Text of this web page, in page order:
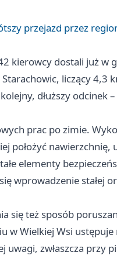
przejazd przez
kierowcy dostali już w
Starachowic, liczący 4,3
dłuższy odcinek
prac po zimie.
położyć nawierzchnię,
elementy
wprowadzenie stałej
też sposób
w Wielkiej Wsi
uwagi, zwłaszcza przy